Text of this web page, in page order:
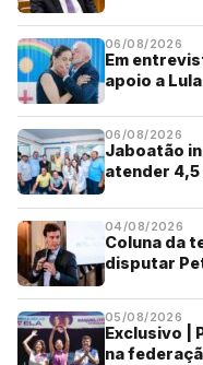
06/08/2026
Em
apoio a Lula
06/08/2026
Jaboatão
atender
04/08/2026
Coluna da
disputar
05/08/2026
Exclusivo |
na